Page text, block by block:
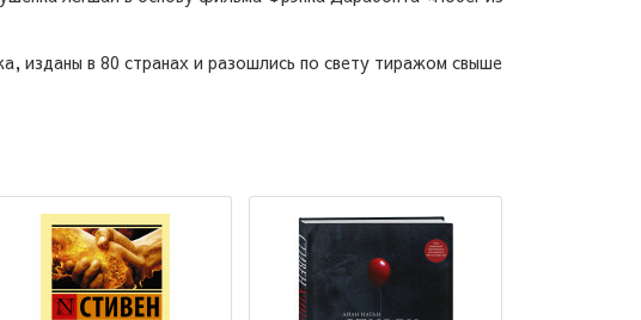
изданы в 80 странах и разошлись по свету тиражом свыше